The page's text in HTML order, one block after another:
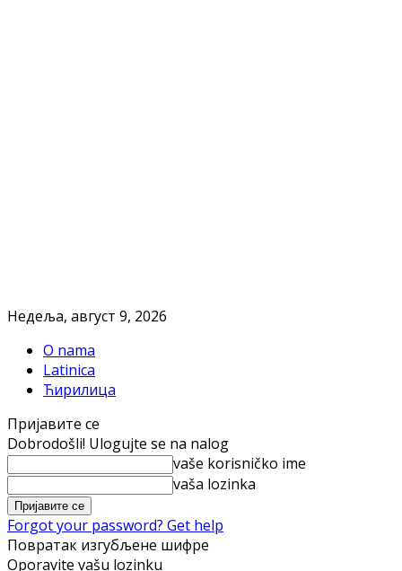
Недеља, август 9, 2026
O nama
Latinica
Ћирилица
Пријавите се
Dobrodošli! Ulogujte se na nalog
vaše korisničko ime
vaša lozinka
Forgot your password? Get help
Повратак изгубљене шифре
Oporavite vašu lozinku